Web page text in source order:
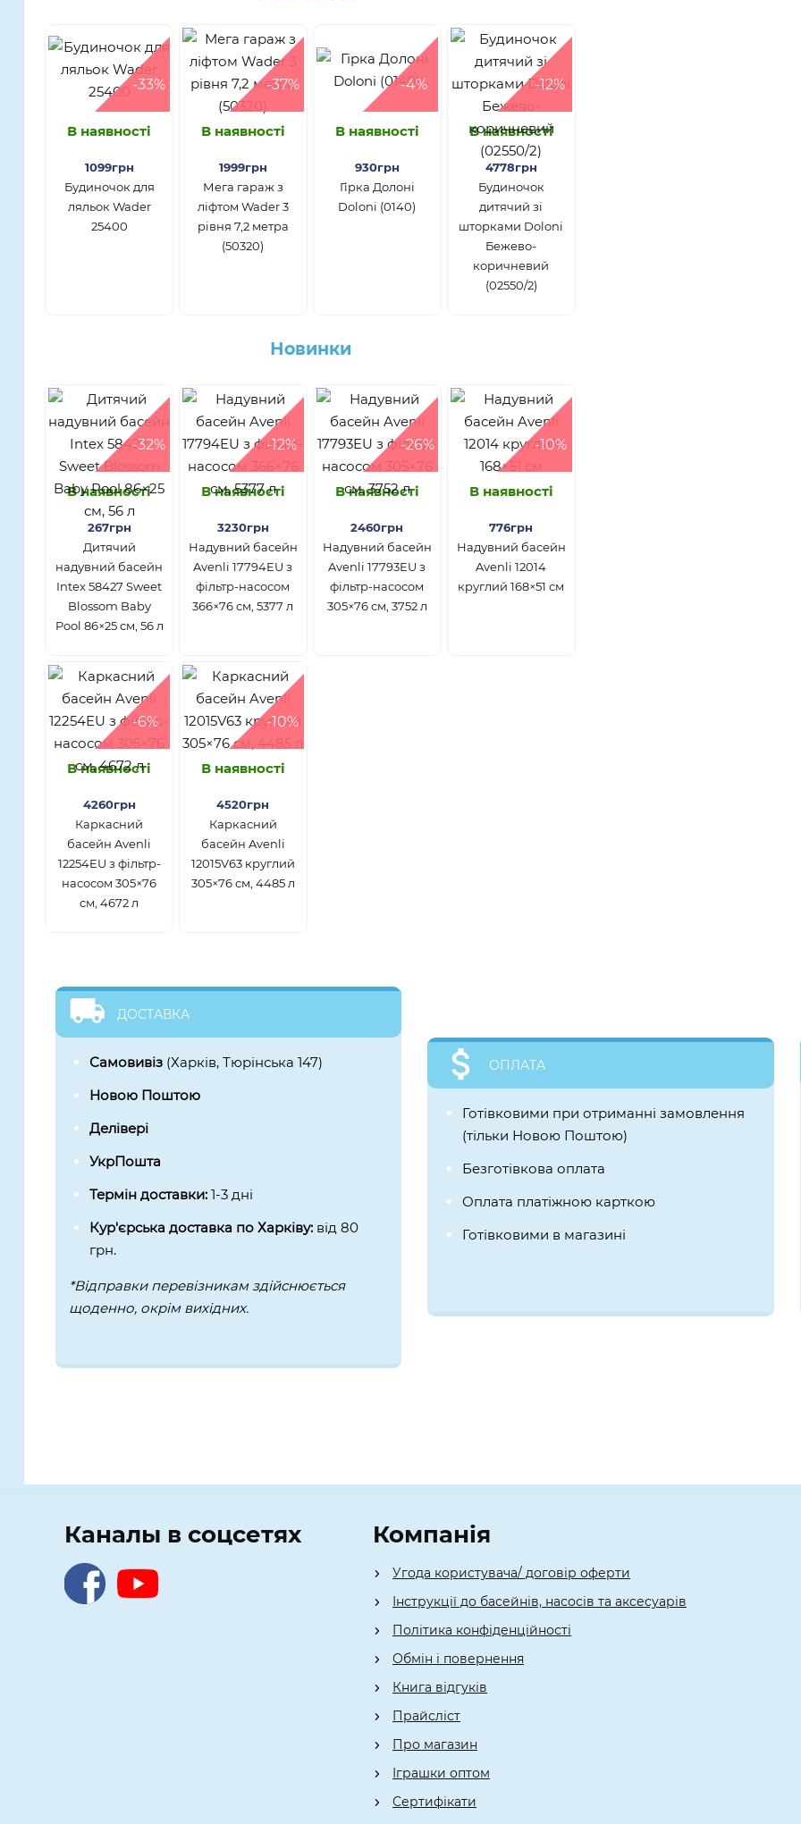
-33%
В наявності
1099грн
Будиночок для
ляльок Wader
25400
-37%
В наявності
1999грн
Мега гараж з
ліфтом Wader 3
рівня 7,2 метра
(50320)
-4%
В наявності
930грн
Гірка Долоні
Doloni (0140)
-12%
В наявності
4778грн
Будиночок
дитячий зі
шторками Doloni
Бежево-
коричневий
(02550/2)
Новинки
-32%
В наявності
267грн
Дитячий
надувний басейн
Intex 58427 Sweet
Blossom Baby
Pool 86×25 см, 56 л
-12%
В наявності
3230грн
Надувний басейн
Avenli 17794EU з
фільтр-насосом
366×76 см, 5377 л
-26%
В наявності
2460грн
Надувний басейн
Avenli 17793EU з
фільтр-насосом
305×76 см, 3752 л
-10%
В наявності
776грн
Надувний басейн
Avenli 12014
круглий 168×51 см
-6%
В наявності
4260грн
Каркасний
басейн Avenli
12254EU з фільтр-
насосом 305×76
см, 4672 л
-10%
В наявності
4520грн
Каркасний
басейн Avenli
12015V63 круглий
305×76 см, 4485 л
ДОСТАВКА
Самовивіз (Харків, Тюрінська 147)
Новою Поштою
Делівері
УкрПошта
Термін доставки:1-3 дні
Кур'єрська доставка по Харківу: від 80
грн.
*Відправки перевізникам здійснюється
щоденно, окрім вихідних.
ОПЛАТА
Готівковими при отриманні замовлення
(тільки Новою Поштою)
Безготівкова оплата
Оплата платіжною карткою
Готівковими в магазині
Каналы в соцсетях Компанія
Угода користувача/ договір оферти
Інструкції до басейнів, насосів та аксесуарів
Політика конфіденційності
Обмін і повернення
Книга відгуків
Прайсліст
Про магазин
Іграшки оптом
Сертифікати